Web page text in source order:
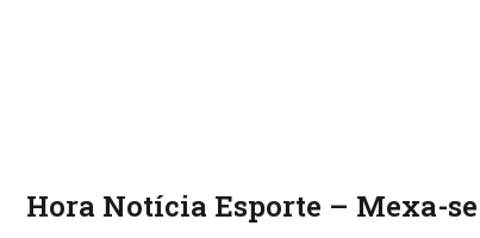
Hora Notícia Esporte – Mexa-se